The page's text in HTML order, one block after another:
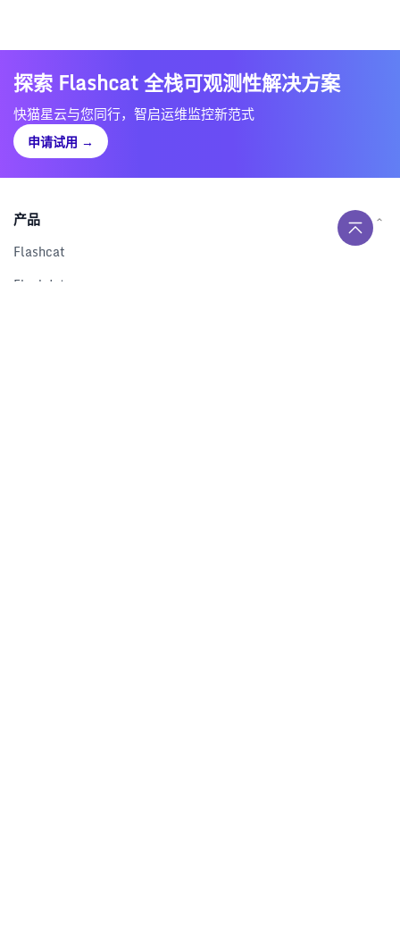
探索 Flashcat 全栈可观测性解决方案
快猫星云与您同行，智启运维监控新范式
申请试用 →
产品
Flashcat
Flashduty